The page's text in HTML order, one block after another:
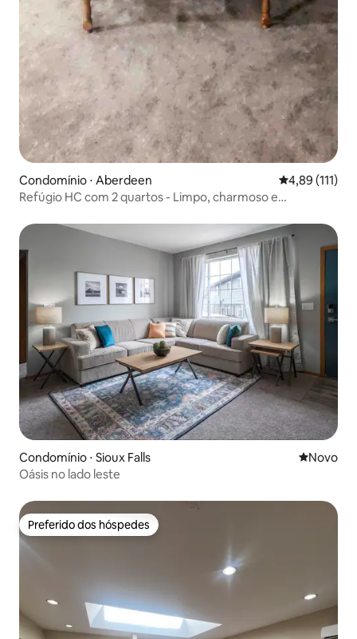
Condomínio ⋅ Aberdeen 4,89 de uma
4,89 (111)
Refúgio HC com 2 quartos - Limpo, charmoso e
Condomínio ⋅ Sioux Falls Novo
Novo
Oásis no lado leste
Preferido dos hóspedes
Preferido dos hóspedes